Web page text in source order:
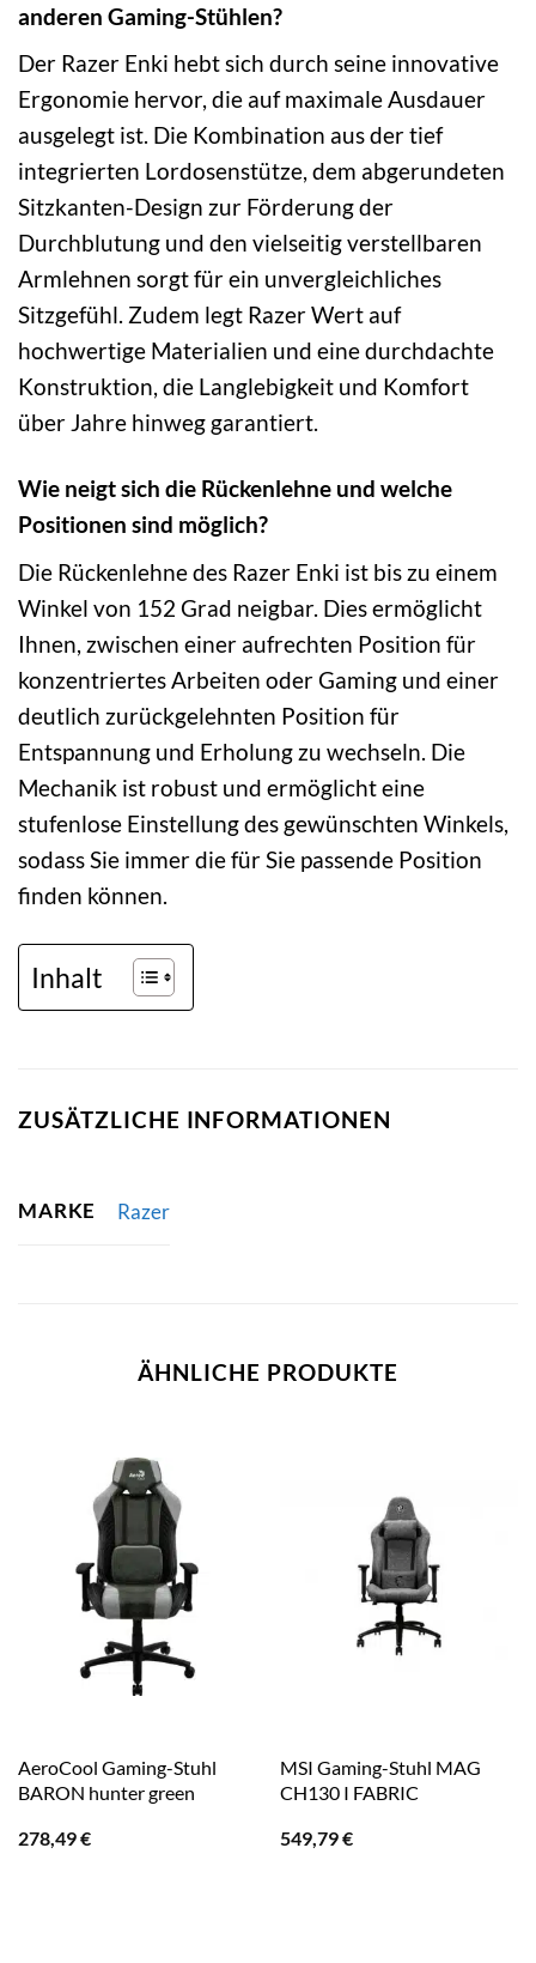
anderen Gaming-Stühlen?
Der Razer Enki hebt sich durch seine innovative
Ergonomie hervor, die auf maximale Ausdauer
ausgelegt ist. Die Kombination aus der tief
integrierten Lordosenstütze, dem abgerundeten
Sitzkanten-Design zur Förderung der
Durchblutung und den vielseitig verstellbaren
Armlehnen sorgt für ein unvergleichliches
Sitzgefühl. Zudem legt Razer Wert auf
hochwertige Materialien und eine durchdachte
Konstruktion, die Langlebigkeit und Komfort
über Jahre hinweg garantiert.
Wie neigt sich die Rückenlehne und welche
Positionen sind möglich?
Die Rückenlehne des Razer Enki ist bis zu einem
Winkel von 152 Grad neigbar. Dies ermöglicht
Ihnen, zwischen einer aufrechten Position für
konzentriertes Arbeiten oder Gaming und einer
deutlich zurückgelehnten Position für
Entspannung und Erholung zu wechseln. Die
Mechanik ist robust und ermöglicht eine
stufenlose Einstellung des gewünschten Winkels,
sodass Sie immer die für Sie passende Position
finden können.
Inhalt
ZUSÄTZLICHE INFORMATIONEN
MARKE Razer
ÄHNLICHE PRODUKTE
AeroCool Gaming-Stuhl
BARON hunter green
278,49€
MSI Gaming-Stuhl MAG
CH130 I FABRIC
549,79€